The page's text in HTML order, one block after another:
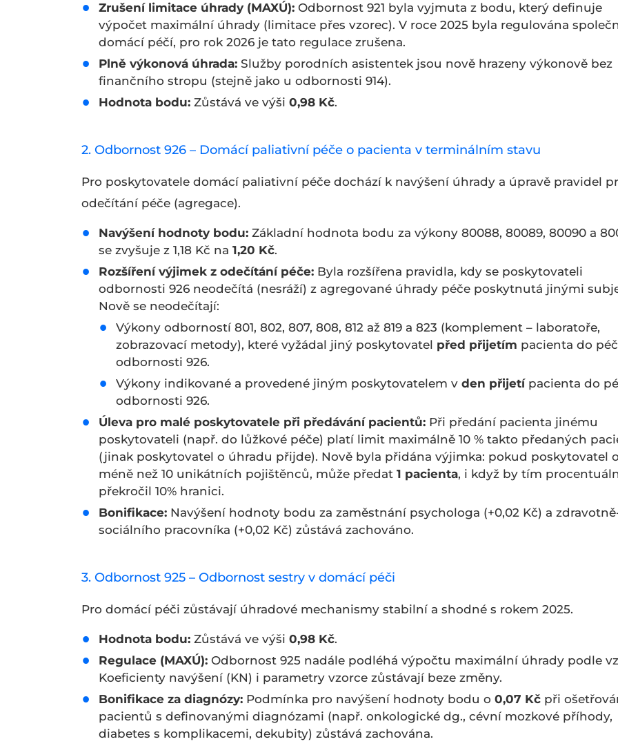
Zrušení limitace úhrady (MAXÚ): Odbornost 921 byla vyjmuta z bodu, který definuje
výpočet maximální úhrady (limitace přes vzorec). V roce 2025 byla regulována
domácí péčí, pro rok 2026 je tato regulace zrušena.
Plně výkonová úhrada: Služby porodních asistentek jsou nově hrazeny výkonově bez
finančního stropu (stejně jako u odbornosti 914).
Hodnota bodu: Zůstává ve výši 0,98 Kč.
2. Odbornost 926 – Domácí paliativní péče o pacienta v terminálním stavu
Pro poskytovatele domácí paliativní péče dochází k navýšení úhrady a úpravě pravidel
odečítání péče (agregace).
Navýšení hodnoty bodu: Základní hodnota bodu za výkony 80088, 80089, 80090 a
se zvyšuje z 1,18 Kč na 1,20 Kč.
Rozšíření výjimek z odečítání péče: Byla rozšířena pravidla, kdy se poskytovateli
odbornosti 926 neodečítá (nesráží) z agregované úhrady péče poskytnutá jinými
Nově se neodečítají:
Výkony odborností 801, 802, 807, 808, 812 až 819 a 823 (komplement – laboratoře,
zobrazovací metody), které vyžádal jiný poskytovatel před přijetím pacienta do
odbornosti 926.
Výkony indikované a provedené jiným poskytovatelem v den přijetípacienta do
odbornosti 926.
Úleva pro malé poskytovatele při předávání pacientů: Při předání pacienta jinému
poskytovateli (např. do lůžkové péče) platí limit maximálně 10 % takto předaných
(jinak poskytovatel o úhradu přijde). Nově byla přidána výjimka: pokud poskytovatel
méně než 10 unikátních pojištěnců, může předat 1 pacienta, i když by tím
překročil 10% hranici.
Bonifikace: Navýšení hodnoty bodu za zaměstnání psychologa (+0,02 Kč) a
sociálního pracovníka (+0,02 Kč) zůstává zachováno.
3. Odbornost 925 – Odbornost sestry v domácí péči
Pro domácí péči zůstávají úhradové mechanismy stabilní a shodné s rokem 2025.
Hodnota bodu: Zůstává ve výši 0,98 Kč.
Regulace (MAXÚ): Odbornost 925 nadále podléhá výpočtu maximální úhrady podle
Koeficienty navýšení (KN) i parametry vzorce zůstávají beze změny.
Bonifikace za diagnózy: Podmínka pro navýšení hodnoty bodu o 0,07 Kč při
pacientů s definovanými diagnózami (např. onkologické dg., cévní mozkové příhody,
diabetes s komplikacemi, dekubity) zůstává zachována.